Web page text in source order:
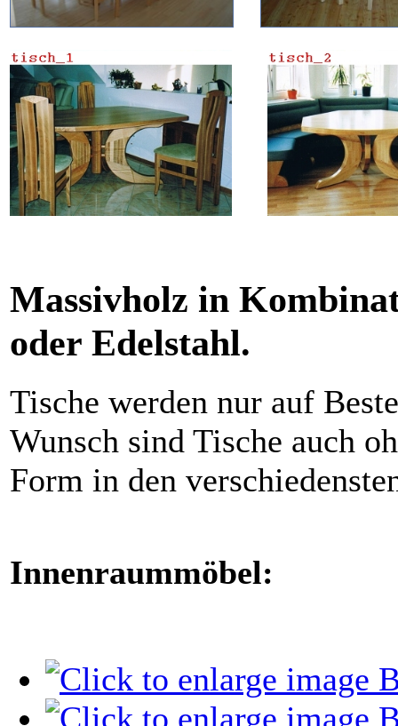
Massivholz in
oder Edelstahl.
Tische werden nur auf
Wunsch sind Tische auch
Form in den
Innenraummöbel: